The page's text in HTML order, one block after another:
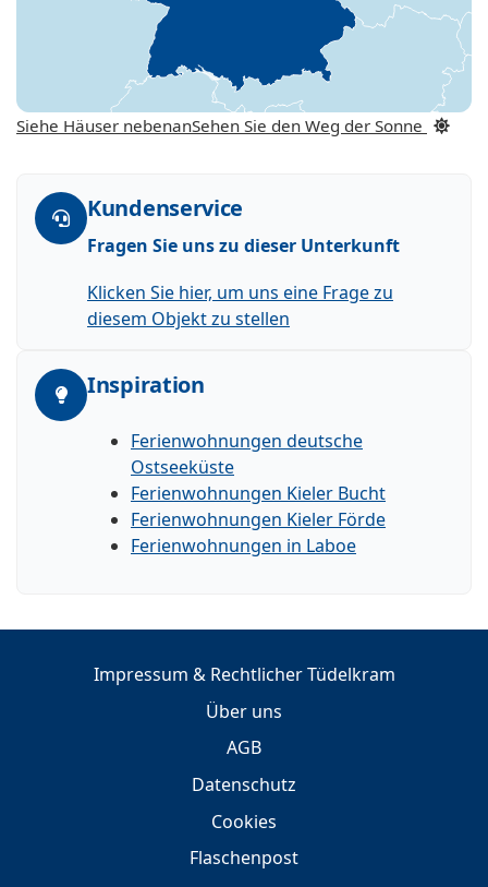
Siehe Häuser nebenanSehen Sie den Weg der Sonne
Kundenservice
Fragen Sie uns zu dieser Unterkunft
Klicken Sie hier, um uns eine Frage zu
diesem Objekt zu stellen
Inspiration
Ferienwohnungen deutsche
Ostseeküste
Ferienwohnungen Kieler Bucht
Ferienwohnungen Kieler Förde
Ferienwohnungen in Laboe
Impressum & Rechtlicher Tüdelkram
Über uns
AGB
Datenschutz
Cookies
Flaschenpost